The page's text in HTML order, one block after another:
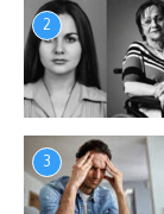
2
3